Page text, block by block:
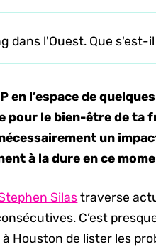
dans l'Ouest. Que s'est-il
en l’espace de
le bien-être de ta
un
à la dure en ce
Silas traverse
C’est
Houston de lister les